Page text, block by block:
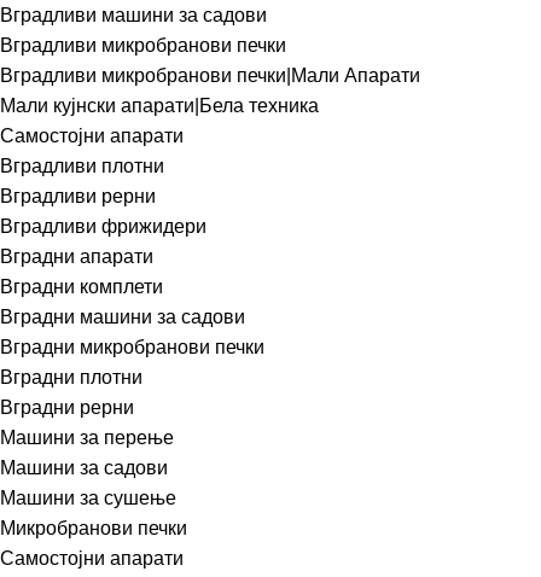
Вградливи машини за садови
Вградливи микробранови печки
Вградливи микробранови печки|Мали Апарати
Мали кујнски апарати|Бела техника
Самостојни апарати
Вградливи плотни
Вградливи рерни
Вградливи фрижидери
Вградни апарати
Вградни комплети
Вградни машини за садови
Вградни микробранови печки
Вградни плотни
Вградни рерни
Машини за перење
Машини за садови
Машини за сушење
Микробранови печки
Самостојни апарати